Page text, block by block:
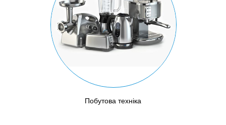
Побутова техніка